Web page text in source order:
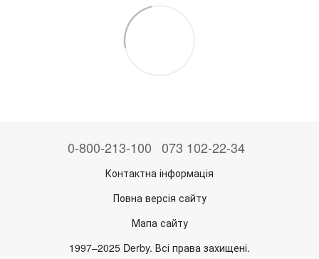
0-800-213-100 073 102-22-34
Контактна інформація
Повна версія сайту
Мапа сайту
1997–2025 Derby. Всі права захищені.